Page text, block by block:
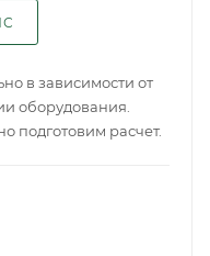
в зависимости от
оборудования.
подготовим расчет.